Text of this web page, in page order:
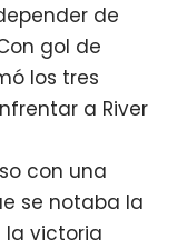
de
gol de
los tres
a River
con una
se notaba la
la victoria